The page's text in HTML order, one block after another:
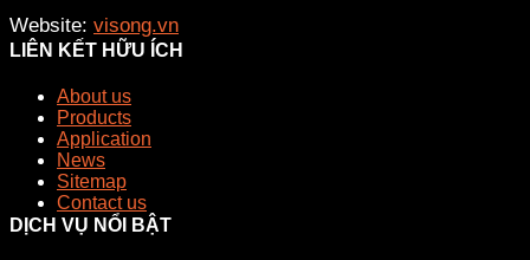
Website: visong.vn
LIÊN KẾT HỮU ÍCH
About us
Products
Application
News
Sitemap
Contact us
DỊCH VỤ NỔI BẬT